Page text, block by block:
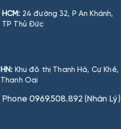
HCM: 24 đường 32, P An Khánh,
TP Thủ Đức
HN: Khu đô thị Thanh Hà, Cự Khê,
Thanh Oai
Phone 0969.508.892 (Nhàn Lý)